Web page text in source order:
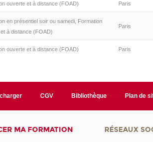
ouverte et à distance (FOAD) Paris
en présentiel soir ou samedi, Formation
à distance (FOAD)
Paris
ouverte et à distance (FOAD) Paris
CGV Bibliothèque Plan de
MA FORMATION RÉSEAUX